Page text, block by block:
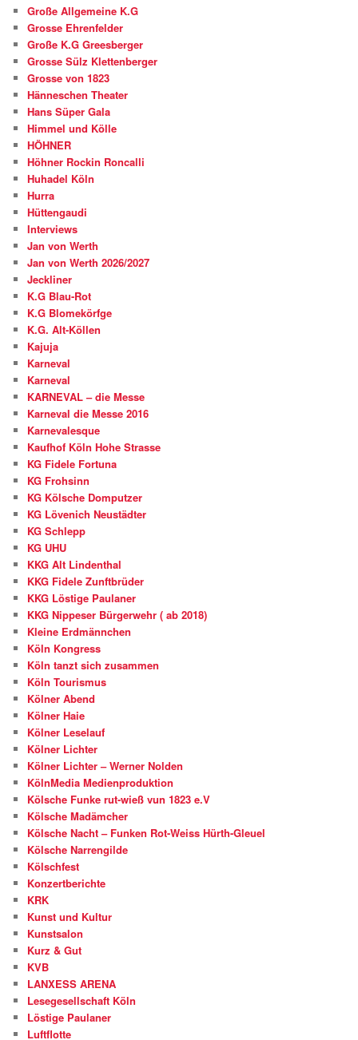
Große Allgemeine K.G
Grosse Ehrenfelder
Große K.G Greesberger
Grosse Sülz Klettenberger
Grosse von 1823
Hänneschen Theater
Hans Süper Gala
Himmel und Kölle
HÖHNER
Höhner Rockin Roncalli
Huhadel Köln
Hurra
Hüttengaudi
Interviews
Jan von Werth
Jan von Werth 2026/2027
Jeckliner
K.G Blau-Rot
K.G Blomekörfge
K.G. Alt-Köllen
Kajuja
Karneval
Karneval
KARNEVAL – die Messe
Karneval die Messe 2016
Karnevalesque
Kaufhof Köln Hohe Strasse
KG Fidele Fortuna
KG Frohsinn
KG Kölsche Domputzer
KG Lövenich Neustädter
KG Schlepp
KG UHU
KKG Alt Lindenthal
KKG Fidele Zunftbrüder
KKG Löstige Paulaner
KKG Nippeser Bürgerwehr ( ab 2018)
Kleine Erdmännchen
Köln Kongress
Köln tanzt sich zusammen
Köln Tourismus
Kölner Abend
Kölner Haie
Kölner Leselauf
Kölner Lichter
Kölner Lichter – Werner Nolden
KölnMedia Medienproduktion
Kölsche Funke rut-wieß vun 1823 e.V
Kölsche Madämcher
Kölsche Nacht – Funken Rot-Weiss Hürth-Gleuel
Kölsche Narrengilde
Kölschfest
Konzertberichte
KRK
Kunst und Kultur
Kunstsalon
Kurz & Gut
KVB
LANXESS ARENA
Lesegesellschaft Köln
Löstige Paulaner
Luftflotte